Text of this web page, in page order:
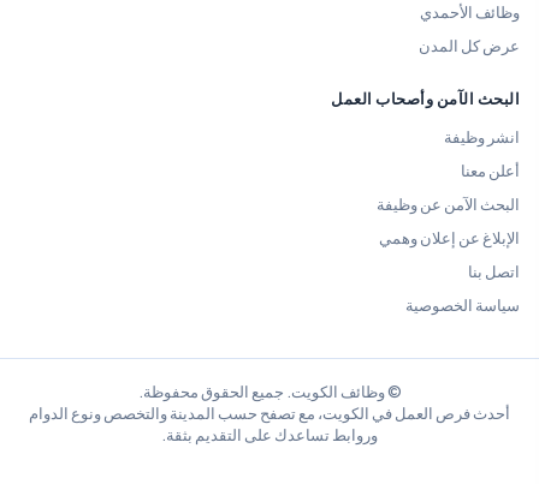
وظائف الأحمدي
عرض كل المدن
البحث الآمن وأصحاب العمل
انشر وظيفة
أعلن معنا
البحث الآمن عن وظيفة
الإبلاغ عن إعلان وهمي
اتصل بنا
سياسة الخصوصية
© وظائف الكويت. جميع الحقوق محفوظة.
أحدث فرص العمل في الكويت، مع تصفح حسب المدينة والتخصص ونوع الدوام
وروابط تساعدك على التقديم بثقة.